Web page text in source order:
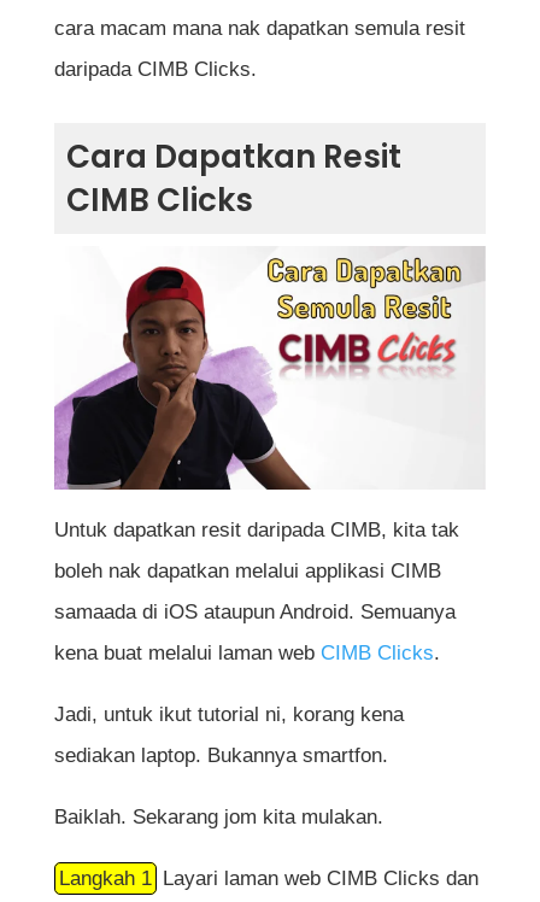
cara macam mana nak dapatkan semula resit
daripada CIMB Clicks.
Cara Dapatkan Resit
CIMB Clicks
Untuk dapatkan resit daripada CIMB, kita tak
boleh nak dapatkan melalui applikasi CIMB
samaada di iOS ataupun Android. Semuanya
kena buat melalui laman web CIMB Clicks.
Jadi, untuk ikut tutorial ni, korang kena
sediakan laptop. Bukannya smartfon.
Baiklah. Sekarang jom kita mulakan.
Langkah 1 Layari laman web CIMB Clicks dan